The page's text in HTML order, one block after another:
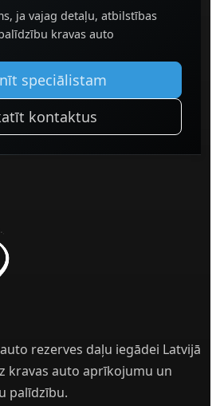
ja vajag detaļu, atbilstības
kravas auto
speciālistam
kontaktus
rezerves daļu iegādei Latvijā
kravas auto aprīkojumu un
palīdzību.